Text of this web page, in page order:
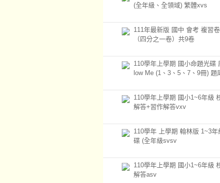
(全年級、全領域) 繁體xvs
111年最新版 國中 會考 複習
（四分之一卷）共9卷
110學年上學期 國小命題光碟
low Me (1、3、5、7、9冊) 題
110學年上學期 國小1~6年級
解答+習作解答vxv
110學年 上學期 翰林版 1~3
碟 (全年級svsv
110學年上學期 國小1~6年級
解答asv